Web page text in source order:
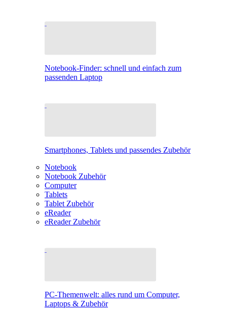
Notebook-Finder: schnell und einfach zum
passenden Laptop
Smartphones, Tablets und passendes Zubehör
Notebook
Notebook Zubehör
Computer
Tablets
Tablet Zubehör
eReader
eReader Zubehör
PC-Themenwelt: alles rund um Computer,
Laptops & Zubehör